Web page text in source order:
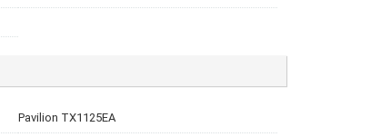
Pavilion TX1125EA